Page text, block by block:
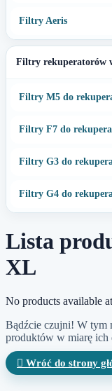
Filtry Aeris
Filtry rekuperatorów
Filtry M5 do
Filtry F7 do
Filtry G3 do
Filtry G4 do
Lista
XL
No products available
Bądźcie czujni! W tym
produktów w miarę ich
 Wróć do strony